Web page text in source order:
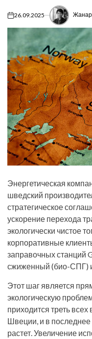
on26.09.2025 Жанар
Энергетическая
шведский
стратегическое
ускорение перехода
экологически чистое
корпоративные
заправочных станций
сжиженный (био-СПГ)
Этот шаг является
экологическую
приходится треть
Швеции, и в последнее
растет. Увеличение